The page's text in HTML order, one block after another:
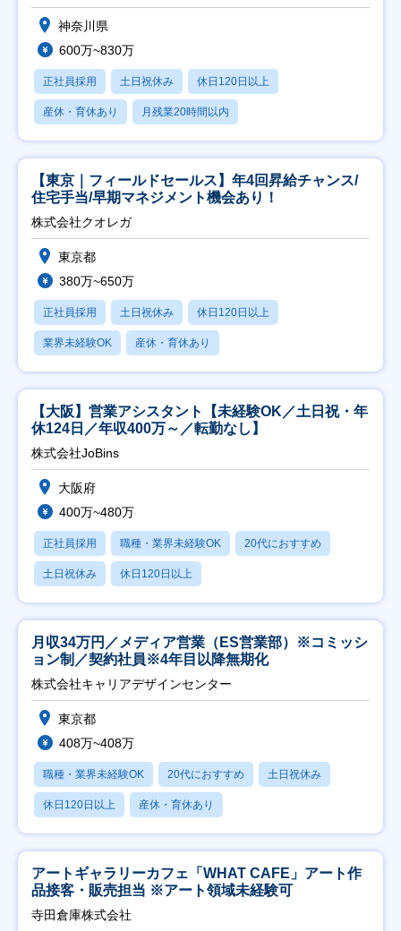
神奈川県
600万~830万
正社員採用 土日祝休み 休日120日以上
産休・育休あり 月残業20時間以内
【東京｜フィールドセールス】年4回昇給チャンス/
住宅手当/早期マネジメント機会あり！
株式会社クオレガ
東京都
380万~650万
正社員採用 土日祝休み 休日120日以上
業界未経験OK 産休・育休あり
【大阪】営業アシスタント【未経験OK／土日祝・年
休124日／年収400万～／転勤なし】
株式会社JoBins
大阪府
400万~480万
正社員採用 職種・業界未経験OK 20代におすすめ
土日祝休み 休日120日以上
月収34万円／メディア営業（ES営業部）※コミッシ
ョン制／契約社員※4年目以降無期化
株式会社キャリアデザインセンター
東京都
408万~408万
職種・業界未経験OK 20代におすすめ 土日祝休み
休日120日以上 産休・育休あり
アートギャラリーカフェ「WHAT CAFE」アート作
品接客・販売担当 ※アート領域未経験可
寺田倉庫株式会社